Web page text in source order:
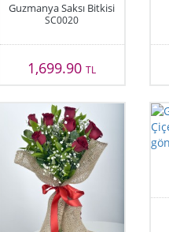
Guzmanya Saksı Bitkisi
SC0020
1,699.90TL